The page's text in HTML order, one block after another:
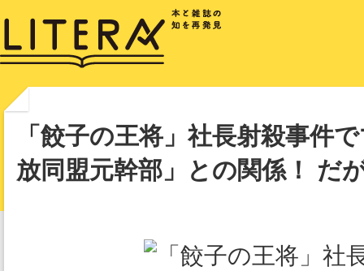
「餃子の王将」社長射殺事件
放同盟元幹部」との関係！ だ